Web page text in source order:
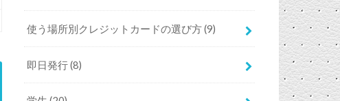
使う場所別クレジットカードの選び方(9)
即日発行(8)